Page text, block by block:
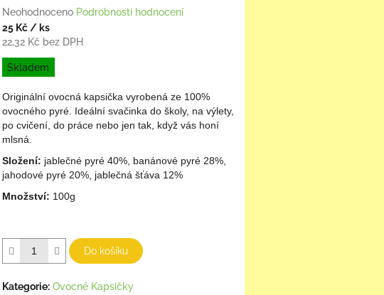
Průměrné
hodnocení
produktu
0,0
5
hvězdiček.
Neohodnoceno Podrobnosti hodnocení
25 Kč / ks
22,32 Kč bez DPH
Měrná
cena:
Skladem
Originální ovocná kapsička vyrobená ze 100%
ovocného pyré. Ideální svačinka do školy, na výlety,
po cvičení, do práce nebo jen tak, když vás honí
mlsná.
Složení: jablečné pyré 40%, banánové pyré 28%,
jahodové pyré 20%, jablečná šťáva 12%
Množství: 100g
Do košíku
Kategorie: Ovocné Kapsičky